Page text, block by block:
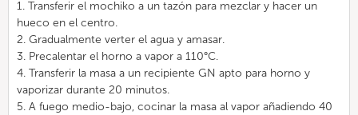
1. Transferir el mochiko a un tazón para mezclar y hacer un
hueco en el centro.
2. Gradualmente verter el agua y amasar.
3. Precalentar el horno a vapor a 110°C.
4. Transferir la masa a un recipiente GN apto para horno y
vaporizar durante 20 minutos.
5. A fuego medio-bajo, cocinar la masa al vapor añadiendo 40